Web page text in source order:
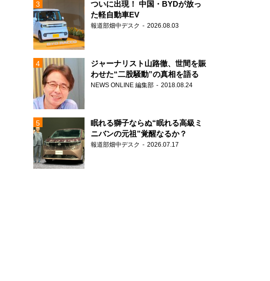
ついに出現！ 中国・BYDが放っ
た軽自動車EV
報道部畑中デスク 2026.08.03
ジャーナリスト山路徹、世間を賑
わせた“二股騒動”の真相を語る
NEWS ONLINE 編集部 2018.08.24
眠れる獅子ならぬ“眠れる高級ミ
ニバンの元祖”覚醒なるか？
報道部畑中デスク 2026.07.17